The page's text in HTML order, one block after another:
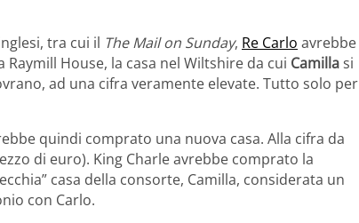
tra cui il The Mail on Sunday, Re Carlo avrebbe
House, la casa nel Wiltshire da cui Camillasi
ad una cifra veramente elevate. Tutto solo per
quindi comprato una nuova casa. Alla cifra da
di euro). King Charle avrebbe comprato la
casa della consorte, Camilla, considerata un
con Carlo.